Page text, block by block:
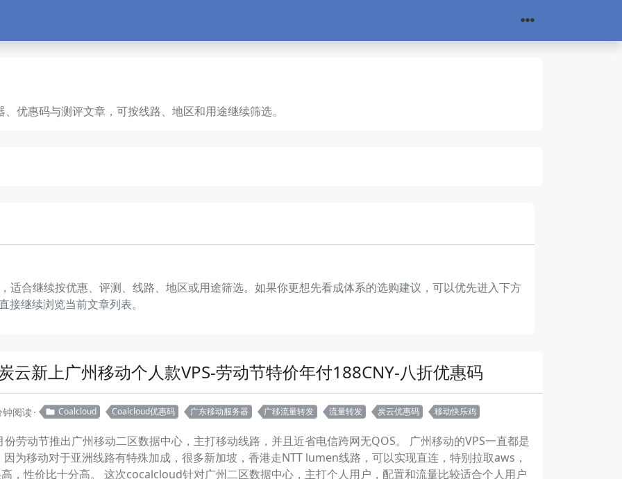
优惠码与测评文章，可按线路、地区和用途继续筛选。
适合继续按优惠、评测、线路、地区或用途筛选。如果你更想先看成体系的选购建议，可以优先进入下方
继续浏览当前文章列表。
云新上广州移动个人款VPS-劳动节特价年付188CNY-八折优惠码
钟阅读 Coalcloud Coalcloud优惠码 广东移动服务器 广移流量转发 流量转发 炭云优惠码 移动快乐鸡
劳动节推出广州移动二区数据中心，主打移动线路，并且近省电信跨网无QOS。 广州移动的VPS一直都是
为移动对于亚洲线路有特殊加成，很多新加坡，香港走NTT lumen线路，可以实现直连，特别拉取aws，
，性价比十分高。 这次cocalcloud针对广州二区数据中心，主打个人用户，配置和流量比较适合个人用户